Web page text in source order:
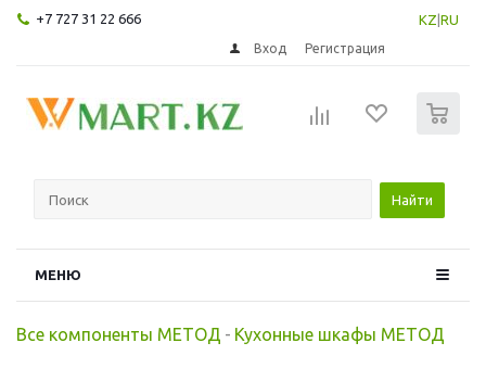
+7 727 31 22 666 KZ RU
Вход Регистрация
Найти
МЕНЮ
Все компоненты МЕТОД - Кухонные шкафы МЕТОД